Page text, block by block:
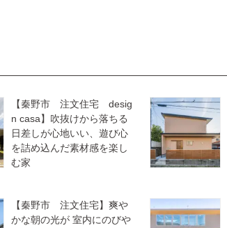
【秦野市 注文住宅 desig
n casa】吹抜けから落ちる
日差しが心地いい、遊び心
を詰め込んだ素材感を楽し
む家
【秦野市 注文住宅】爽や
かな朝の光が 室内にのびや